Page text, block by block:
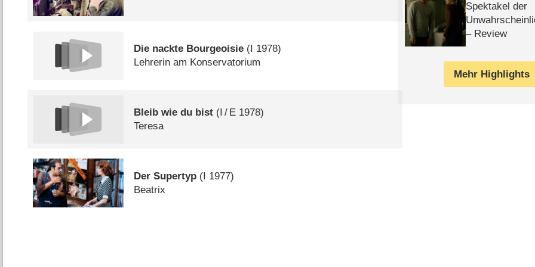
Die nackte Bourgeoisie ( 1978)
Lehrerin am Konservatorium
Bleib wie du bist ( / E 1978)
Teresa
Der Supertyp (I 1977)
Beatrix
Spektakel der
– Review
Mehr Highlights